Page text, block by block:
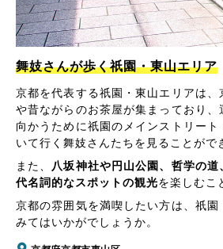
舞妓さんが歩く祇園・東山エリア
京都を代表する祇園・東山エリアは
や昔ながらのお茶屋が集まっており、
向かうために祇園のメインストリー
いて行く舞妓さんたちを見ることがで
また、
八坂神社や円山公園、哲学の
代名詞的なスポットの観光を楽しむこ
京都の雰囲気を満喫したい方は、祇園
みてはいかがでしょうか。